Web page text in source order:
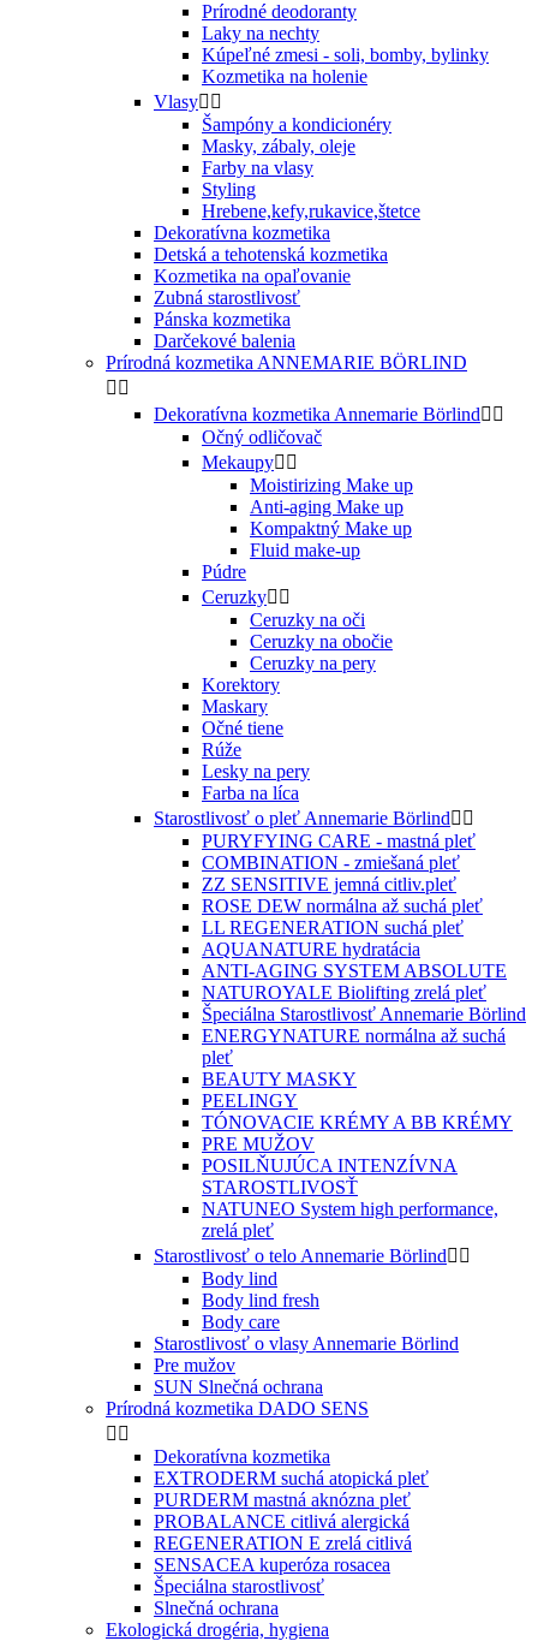
Prírodné deodoranty
Laky na nechty
Kúpeľné zmesi - soli, bomby, bylinky
Kozmetika na holenie
Vlasy 
Šampóny a kondicionéry
Masky, zábaly, oleje
Farby na vlasy
Styling
Hrebene,kefy,rukavice,štetce
Dekoratívna kozmetika
Detská a tehotenská kozmetika
Kozmetika na opaľovanie
Zubná starostlivosť
Pánska kozmetika
Darčekové balenia
Prírodná kozmetika ANNEMARIE BÖRLIND
 
Dekoratívna kozmetika Annemarie Börlind 
Očný odličovač
Mekaupy 
Moistirizing Make up
Anti-aging Make up
Kompaktný Make up
Fluid make-up
Púdre
Ceruzky 
Ceruzky na oči
Ceruzky na obočie
Ceruzky na pery
Korektory
Maskary
Očné tiene
Rúže
Lesky na pery
Farba na líca
Starostlivosť o pleť Annemarie Börlind 
PURYFYING CARE - mastná pleť
COMBINATION - zmiešaná pleť
ZZ SENSITIVE jemná citliv.pleť
ROSE DEW normálna až suchá pleť
LL REGENERATION suchá pleť
AQUANATURE hydratácia
ANTI-AGING SYSTEM ABSOLUTE
NATUROYALE Biolifting zrelá pleť
Špeciálna Starostlivosť Annemarie Börlind
ENERGYNATURE normálna až suchá
pleť
BEAUTY MASKY
PEELINGY
TÓNOVACIE KRÉMY A BB KRÉMY
PRE MUŽOV
POSILŇUJÚCA INTENZÍVNA
STAROSTLIVOSŤ
NATUNEO System high performance,
zrelá pleť
Starostlivosť o telo Annemarie Börlind 
Body lind
Body lind fresh
Body care
Starostlivosť o vlasy Annemarie Börlind
Pre mužov
SUN Slnečná ochrana
Prírodná kozmetika DADO SENS
 
Dekoratívna kozmetika
EXTRODERM suchá atopická pleť
PURDERM mastná aknózna pleť
PROBALANCE citlivá alergická
REGENERATION E zrelá citlivá
SENSACEA kuperóza rosacea
Špeciálna starostlivosť
Slnečná ochrana
Ekologická drogéria, hygiena